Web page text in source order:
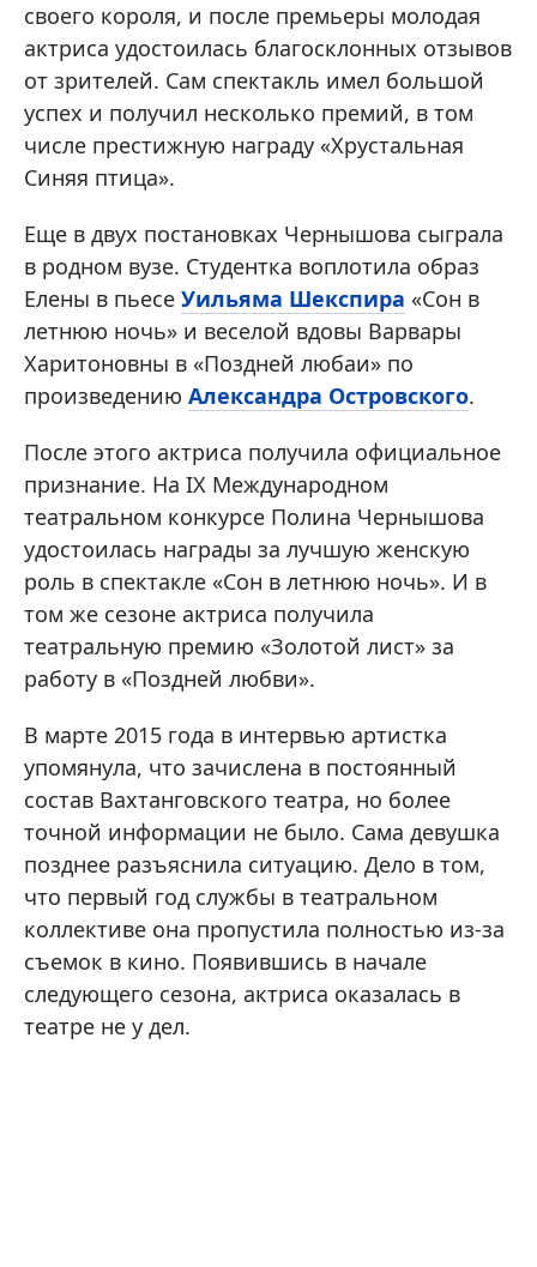
своего короля, и после премьеры молодая
актриса удостоилась благосклонных отзывов
от зрителей. Сам спектакль имел большой
успех и получил несколько премий, в том
числе престижную награду «Хрустальная
Синяя птица».
Еще в двух постановках Чернышова сыграла
в родном вузе. Студентка воплотила образ
Елены в пьесе Уильяма Шекспира «Сон в
летнюю ночь» и веселой вдовы Варвары
Харитоновны в «Поздней любаи» по
произведению Александра Островского.
После этого актриса получила официальное
признание. На IX Международном
театральном конкурсе Полина Чернышова
удостоилась награды за лучшую женскую
роль в спектакле «Сон в летнюю ночь». И в
том же сезоне актриса получила
театральную премию «Золотой лист» за
работу в «Поздней любви».
В марте 2015 года в интервью артистка
упомянула, что зачислена в постоянный
состав Вахтанговского театра, но более
точной информации не было. Сама девушка
позднее разъяснила ситуацию. Дело в том,
что первый год службы в театральном
коллективе она пропустила полностью из-за
съемок в кино. Появившись в начале
следующего сезона, актриса оказалась в
театре не у дел.